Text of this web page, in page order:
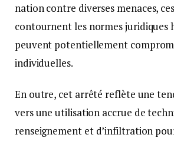
nation contre diverses menaces,
contournent les normes juridiques
peuvent potentiellement
individuelles.
En outre, cet arrêté reflète une
vers une utilisation accrue de
renseignement et d’infiltration